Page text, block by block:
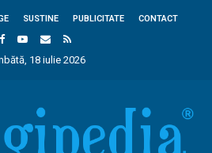
SUSTINE PUBLICITATE CONTACT
18 iulie 2026